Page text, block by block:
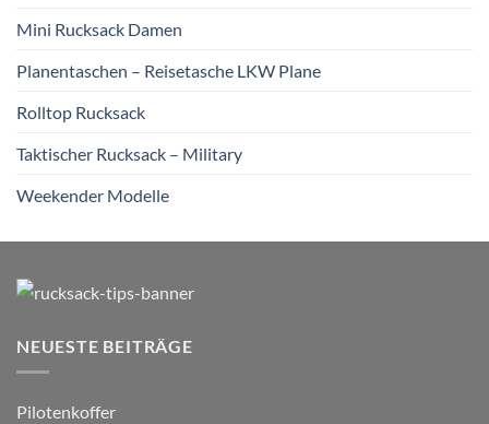
Mini Rucksack Damen
Planentaschen – Reisetasche LKW Plane
Rolltop Rucksack
Taktischer Rucksack – Military
Weekender Modelle
NEUESTE BEITRÄGE
Pilotenkoffer